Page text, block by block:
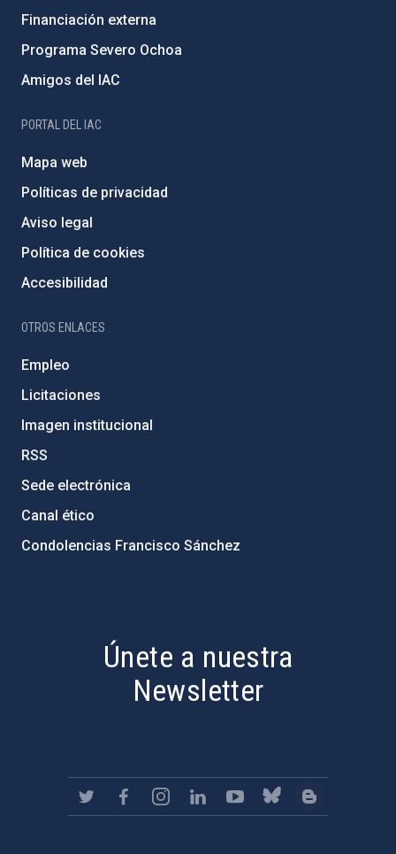
Financiación externa
Programa Severo Ochoa
Amigos del IAC
PORTAL DEL IAC
Mapa web
Políticas de privacidad
Aviso legal
Política de cookies
Accesibilidad
OTROS ENLACES
Empleo
Licitaciones
Imagen institucional
RSS
Sede electrónica
Canal ético
Condolencias Francisco Sánchez
Únete a nuestra
Newsletter